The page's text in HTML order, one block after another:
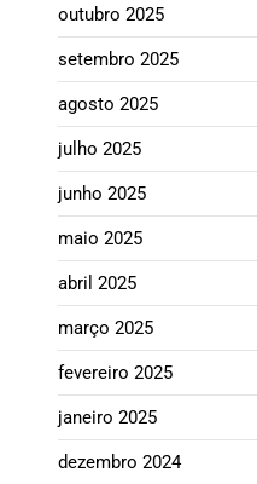
outubro 2025
setembro 2025
agosto 2025
julho 2025
junho 2025
maio 2025
abril 2025
março 2025
fevereiro 2025
janeiro 2025
dezembro 2024